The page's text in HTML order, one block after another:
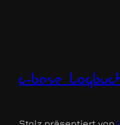
c-base